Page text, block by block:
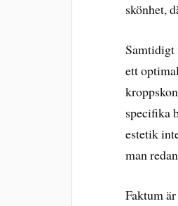
skönhet,
Samtidigt
ett
specifika
estetik
man
Faktum